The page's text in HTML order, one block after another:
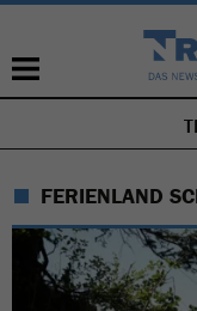
FERIENLAND